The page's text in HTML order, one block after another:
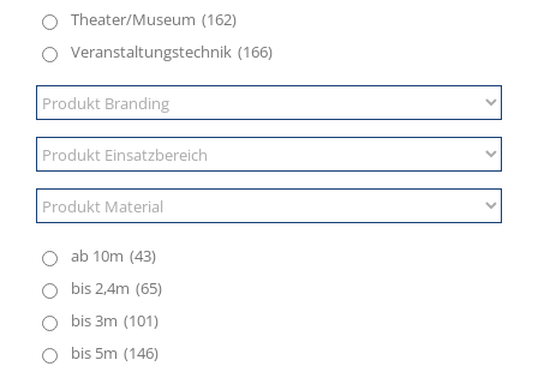
Theater/Museum (162)
Veranstaltungstechnik (166)
ab 10m (43)
bis 2,4m (65)
bis 3m (101)
bis 5m (146)